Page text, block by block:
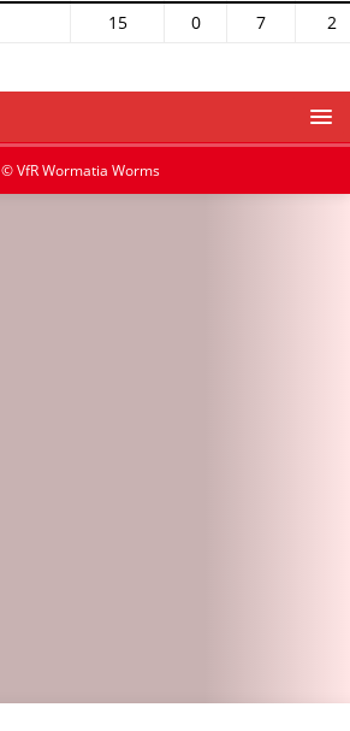
15 0 7 2
© VfR Wormatia Worms